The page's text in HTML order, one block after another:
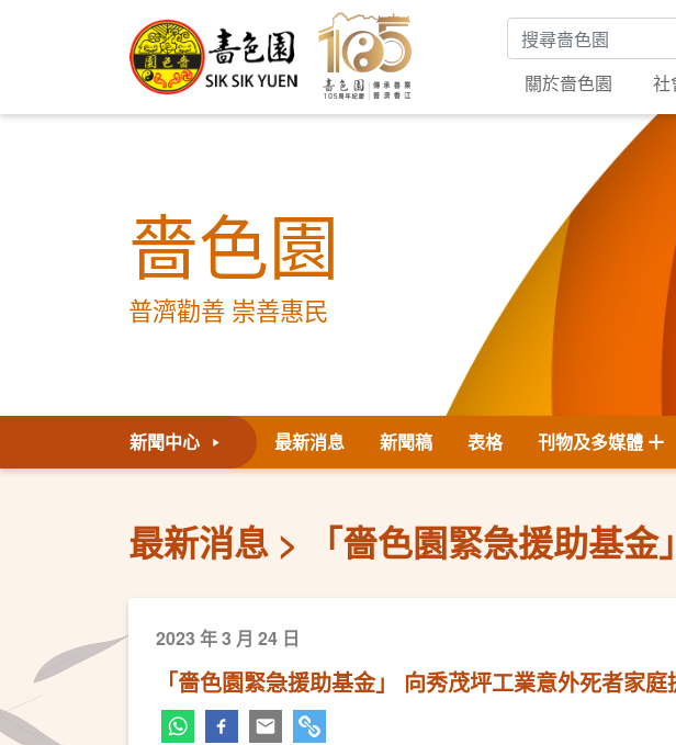
搜尋關鍵字
關於嗇色園
社
嗇色園
普濟勸善 崇善惠民
新聞中心 最新消息 新聞稿 表格 刊物及多媒體
最新消息 「嗇色園緊急援助基
2023 年 3 月 24 日
「嗇色園緊急援助基金」 向秀茂坪工業意外死者家